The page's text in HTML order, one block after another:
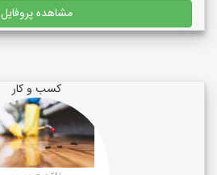
مشاهده پروفایل
کسب و کار